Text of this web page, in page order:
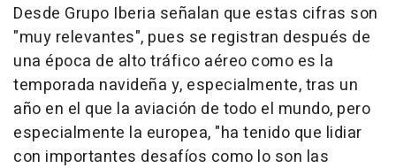
Desde Grupo Iberia señalan que estas cifras son
"muy relevantes", pues se registran después de
una época de alto tráfico aéreo como es la
temporada navideña y, especialmente, tras un
año en el que la aviación de todo el mundo, pero
especialmente la europea, "ha tenido que lidiar
con importantes desafíos como lo son las